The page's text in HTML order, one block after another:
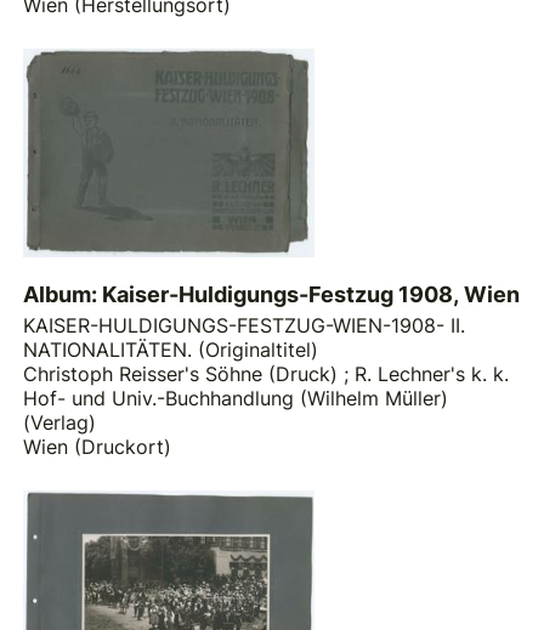
Wien (Herstellungsort)
Album: Kaiser-Huldigungs-Festzug 1908, Wien
KAISER-HULDIGUNGS-FESTZUG-WIEN-1908- II.
NATIONALITÄTEN. (Originaltitel)
Christoph Reisser's Söhne (Druck) ; R. Lechner's k. k.
Hof- und Univ.-Buchhandlung (Wilhelm Müller)
(Verlag)
Wien (Druckort)